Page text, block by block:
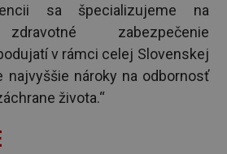
sa špecializujeme na
zabezpečenie
v rámci celej Slovenskej
najvyššie nároky na odbornosť
života.“